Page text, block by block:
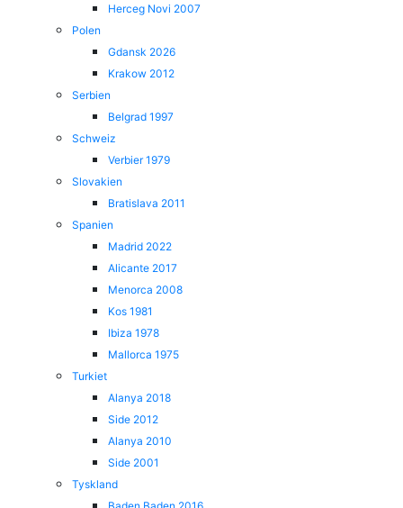
Herceg Novi 2007
Polen
Gdansk 2026
Krakow 2012
Serbien
Belgrad 1997
Schweiz
Verbier 1979
Slovakien
Bratislava 2011
Spanien
Madrid 2022
Alicante 2017
Menorca 2008
Kos 1981
Ibiza 1978
Mallorca 1975
Turkiet
Alanya 2018
Side 2012
Alanya 2010
Side 2001
Tyskland